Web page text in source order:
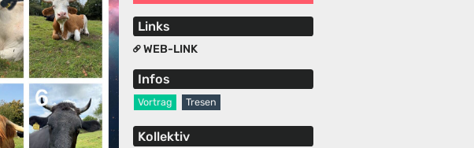
Links
WEB-LINK
Infos
Vortrag Tresen
Kollektiv